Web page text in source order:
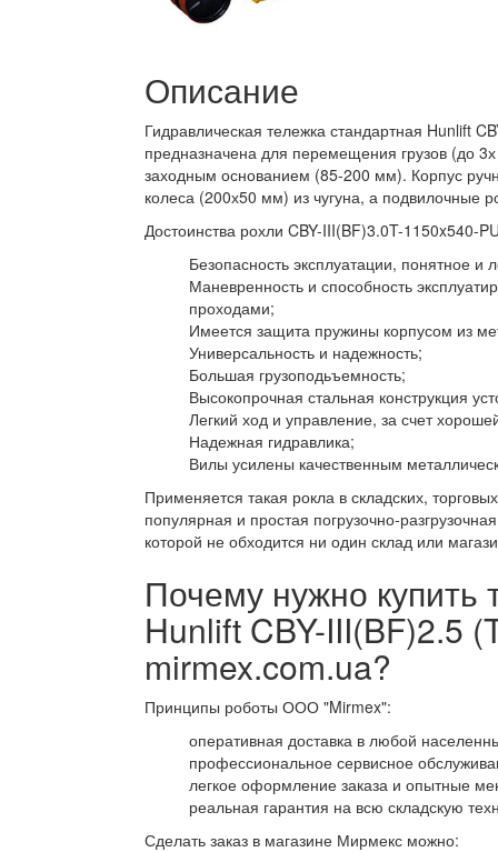
Описание
Гидравлическая тележка стандартная Hunlift
предназначена для перемещения грузов (до
заходным основанием (85-200 мм). Корпус
колеса (200х50 мм) из чугуна, а подвилочные
Достоинства рохли CBY-III(BF)3.0T-1150x540-
Безопасность эксплуатации, понятное и
Маневренность и способность
проходами;
Имеется защита пружины корпусом из
Универсальность и надежность;
Большая грузоподьъемность;
Высокопрочная стальная конструкция
Легкий ход и управление, за счет
Надежная гидравлика;
Вилы усилены качественным
Применяется такая рокла в складских,
популярная и простая погрузочно-
которой не обходится ни один склад или
Почему нужно купить
Hunlift CBY-III(BF)2.5
mirmex.com.ua?
Принципы роботы ООО "Mirmex":
оперативная доставка в любой
профессиональное сервисное
легкое оформление заказа и опытные
реальная гарантия на всю складскую
Сделать заказ в магазине Мирмекс можно: